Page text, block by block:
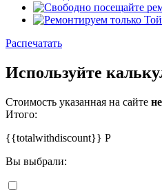
Распечатать
Используйте
Стоимость указанная на сайте
Итого:
{{totalwithdiscount}} Р
Вы выбрали: